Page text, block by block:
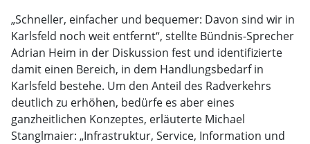
„Schneller, einfacher und bequemer: Davon sind wir in
Karlsfeld noch weit entfernt“, stellte Bündnis-Sprecher
Adrian Heim in der Diskussion fest und identifizierte
damit einen Bereich, in dem Handlungsbedarf in
Karlsfeld bestehe. Um den Anteil des Radverkehrs
deutlich zu erhöhen, bedürfe es aber eines
ganzheitlichen Konzeptes, erläuterte Michael
Stanglmaier: „Infrastruktur, Service, Information und